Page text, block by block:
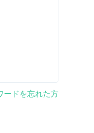
ードを忘れた方